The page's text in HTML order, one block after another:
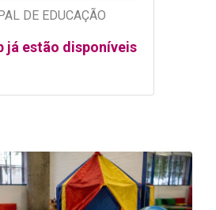
DE EDUCAÇÃO
já estão disponíveis